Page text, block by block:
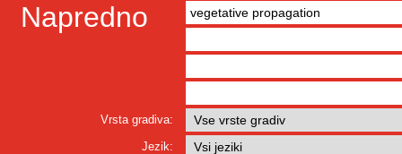
Napredno
Vrsta gradiva:
Jezik: